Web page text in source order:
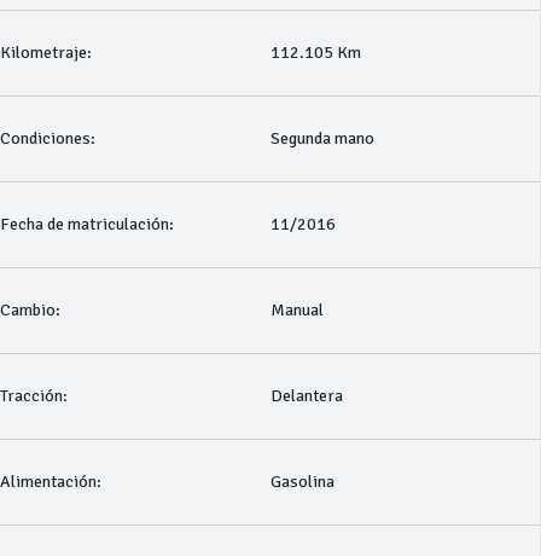
Kilometraje: 112.105 Km
Condiciones: Segunda mano
Fecha de matriculación: 11/2016
Cambio: Manual
Tracción: Delantera
Alimentación: Gasolina